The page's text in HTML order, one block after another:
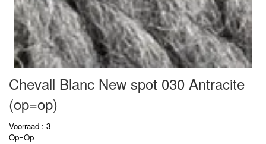
Chevall Blanc New spot 030 Antracite
(op=op)
Voorraad : 3
Op=Op